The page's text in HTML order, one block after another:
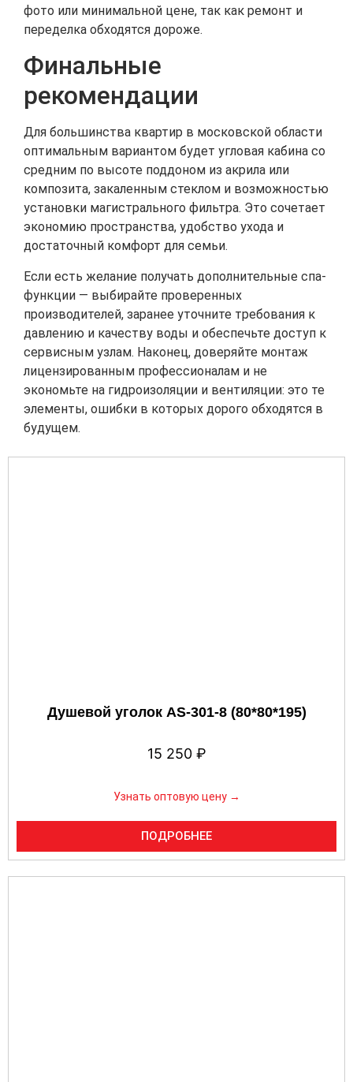
фото или минимальной цене, так как ремонт и
переделка обходятся дороже.
Финальные
рекомендации
Для большинства квартир в московской области
оптимальным вариантом будет угловая кабина со
средним по высоте поддоном из акрила или
композита, закаленным стеклом и возможностью
установки магистрального фильтра. Это сочетает
экономию пространства, удобство ухода и
достаточный комфорт для семьи.
Если есть желание получать дополнительные спа-
функции — выбирайте проверенных
производителей, заранее уточните требования к
давлению и качеству воды и обеспечьте доступ к
сервисным узлам. Наконец, доверяйте монтаж
лицензированным профессионалам и не
экономьте на гидроизоляции и вентиляции: это те
элементы, ошибки в которых дорого обходятся в
будущем.
Душевой уголок AS-301-8 (80*80*195)
15 250 ₽
Узнать оптовую цену →
ПОДРОБНЕЕ